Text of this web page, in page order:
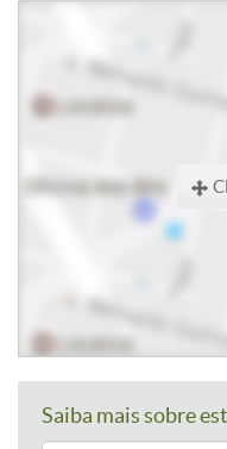
Saiba mais sobre